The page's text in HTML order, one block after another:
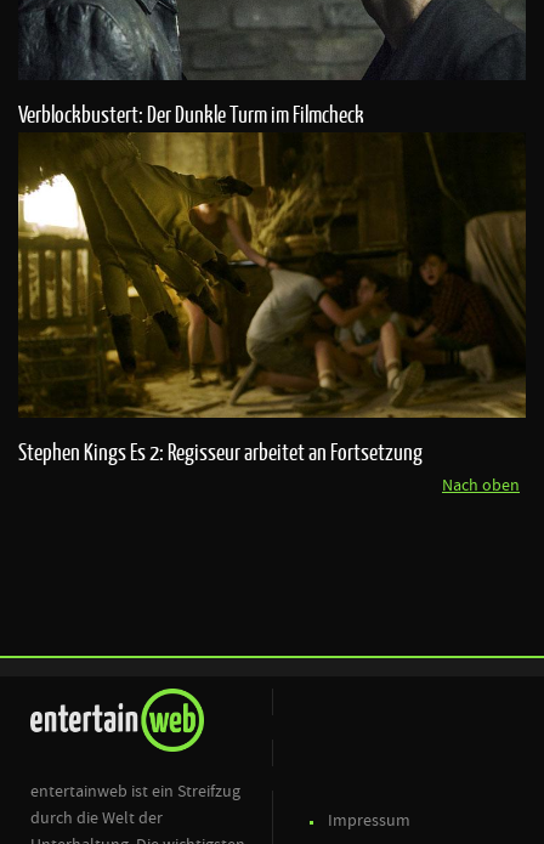
Verblockbustert: Der Dunkle Turm im Filmcheck
Stephen Kings Es 2: Regisseur arbeitet an Fortsetzung
Nach oben
entertainweb ist ein Streifzug
durch die Welt der
Impressum